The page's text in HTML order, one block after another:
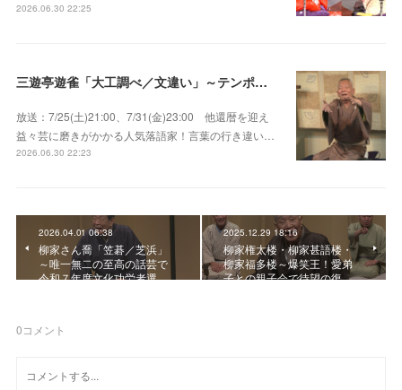
2026.06.30 22:25
三遊亭遊雀「大工調べ／文違い」～テンポよくたたみかける語り口で人気・実力とも屈指！
放送：7/25(土)21:00、7/31(金)23:00 他還暦を迎え
益々芸に磨きがかかる人気落語家！言葉の行き違い…
2026.06.30 22:23
2026.04.01 06:38
柳家さん喬「笠碁／芝浜」
～唯一無二の至高の話芸で
令和７年度文化功労者選…
2025.12.29 18:16
柳家権太楼・柳家甚語楼・
柳家福多楼～爆笑王！愛弟
子との親子会で待望の復…
0コメント